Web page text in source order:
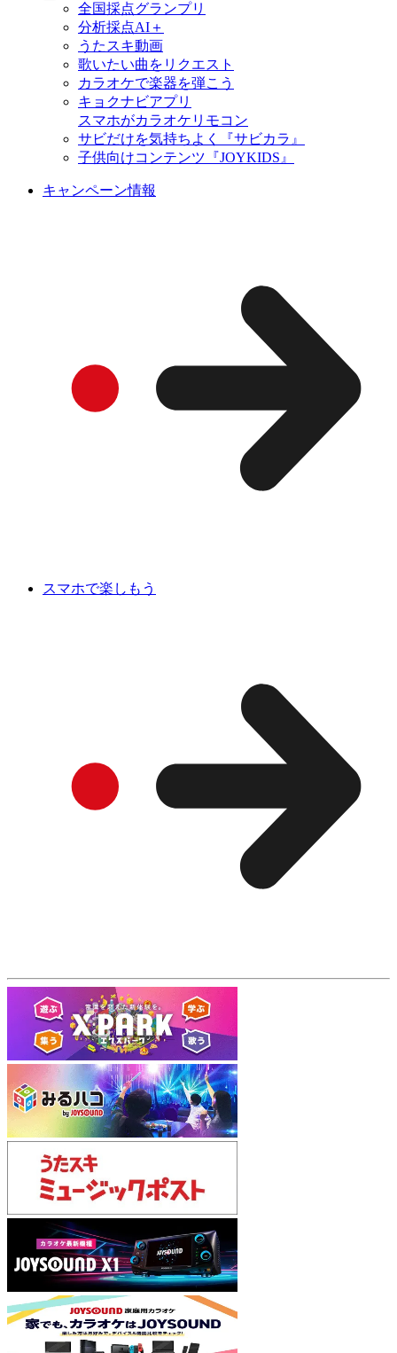
全国採点グランプリ
分析採点AI＋
うたスキ動画
歌いたい曲をリクエスト
カラオケで楽器を弾こう
キョクナビアプリ
スマホがカラオケリモコン
サビだけを気持ちよく『サビカラ』
子供向けコンテンツ『JOYKIDS』
キャンペーン情報
スマホで楽しもう